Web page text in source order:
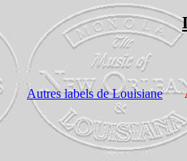
Autres labels de Louisiane